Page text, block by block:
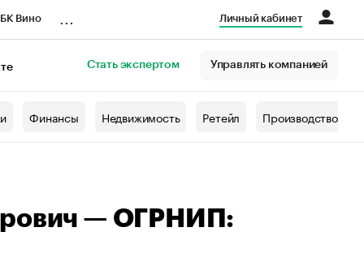
Вино Личный кабинет
Стать экспертом Управлять компанией
Финансы Недвижимость Ретейл Производство
— ОГРНИП: